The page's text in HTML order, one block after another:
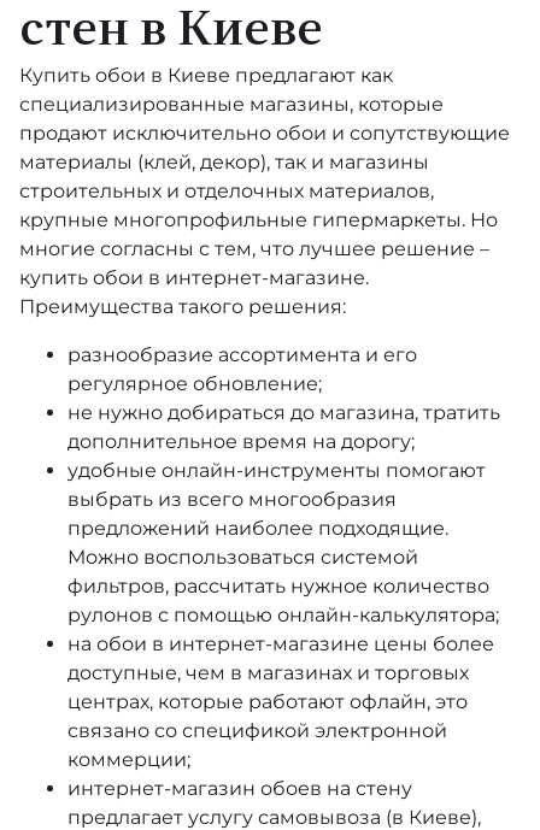
стен в Киеве
Купить обои в Киеве предлагают как
специализированные магазины, которые
продают исключительно обои и сопутствующие
материалы (клей, декор), так и магазины
строительных и отделочных материалов,
крупные многопрофильные гипермаркеты. Но
многие согласны с тем, что лучшее решение –
купить обои в интернет-магазине.
Преимущества такого решения:
разнообразие ассортимента и его
регулярное обновление;
не нужно добираться до магазина, тратить
дополнительное время на дорогу;
удобные онлайн-инструменты помогают
выбрать из всего многообразия
предложений наиболее подходящие.
Можно воспользоваться системой
фильтров, рассчитать нужное количество
рулонов с помощью онлайн-калькулятора;
на обои в интернет-магазине цены более
доступные, чем в магазинах и торговых
центрах, которые работают офлайн, это
связано со спецификой электронной
коммерции;
интернет-магазин обоев на стену
предлагает услугу самовывоза (в Киеве),